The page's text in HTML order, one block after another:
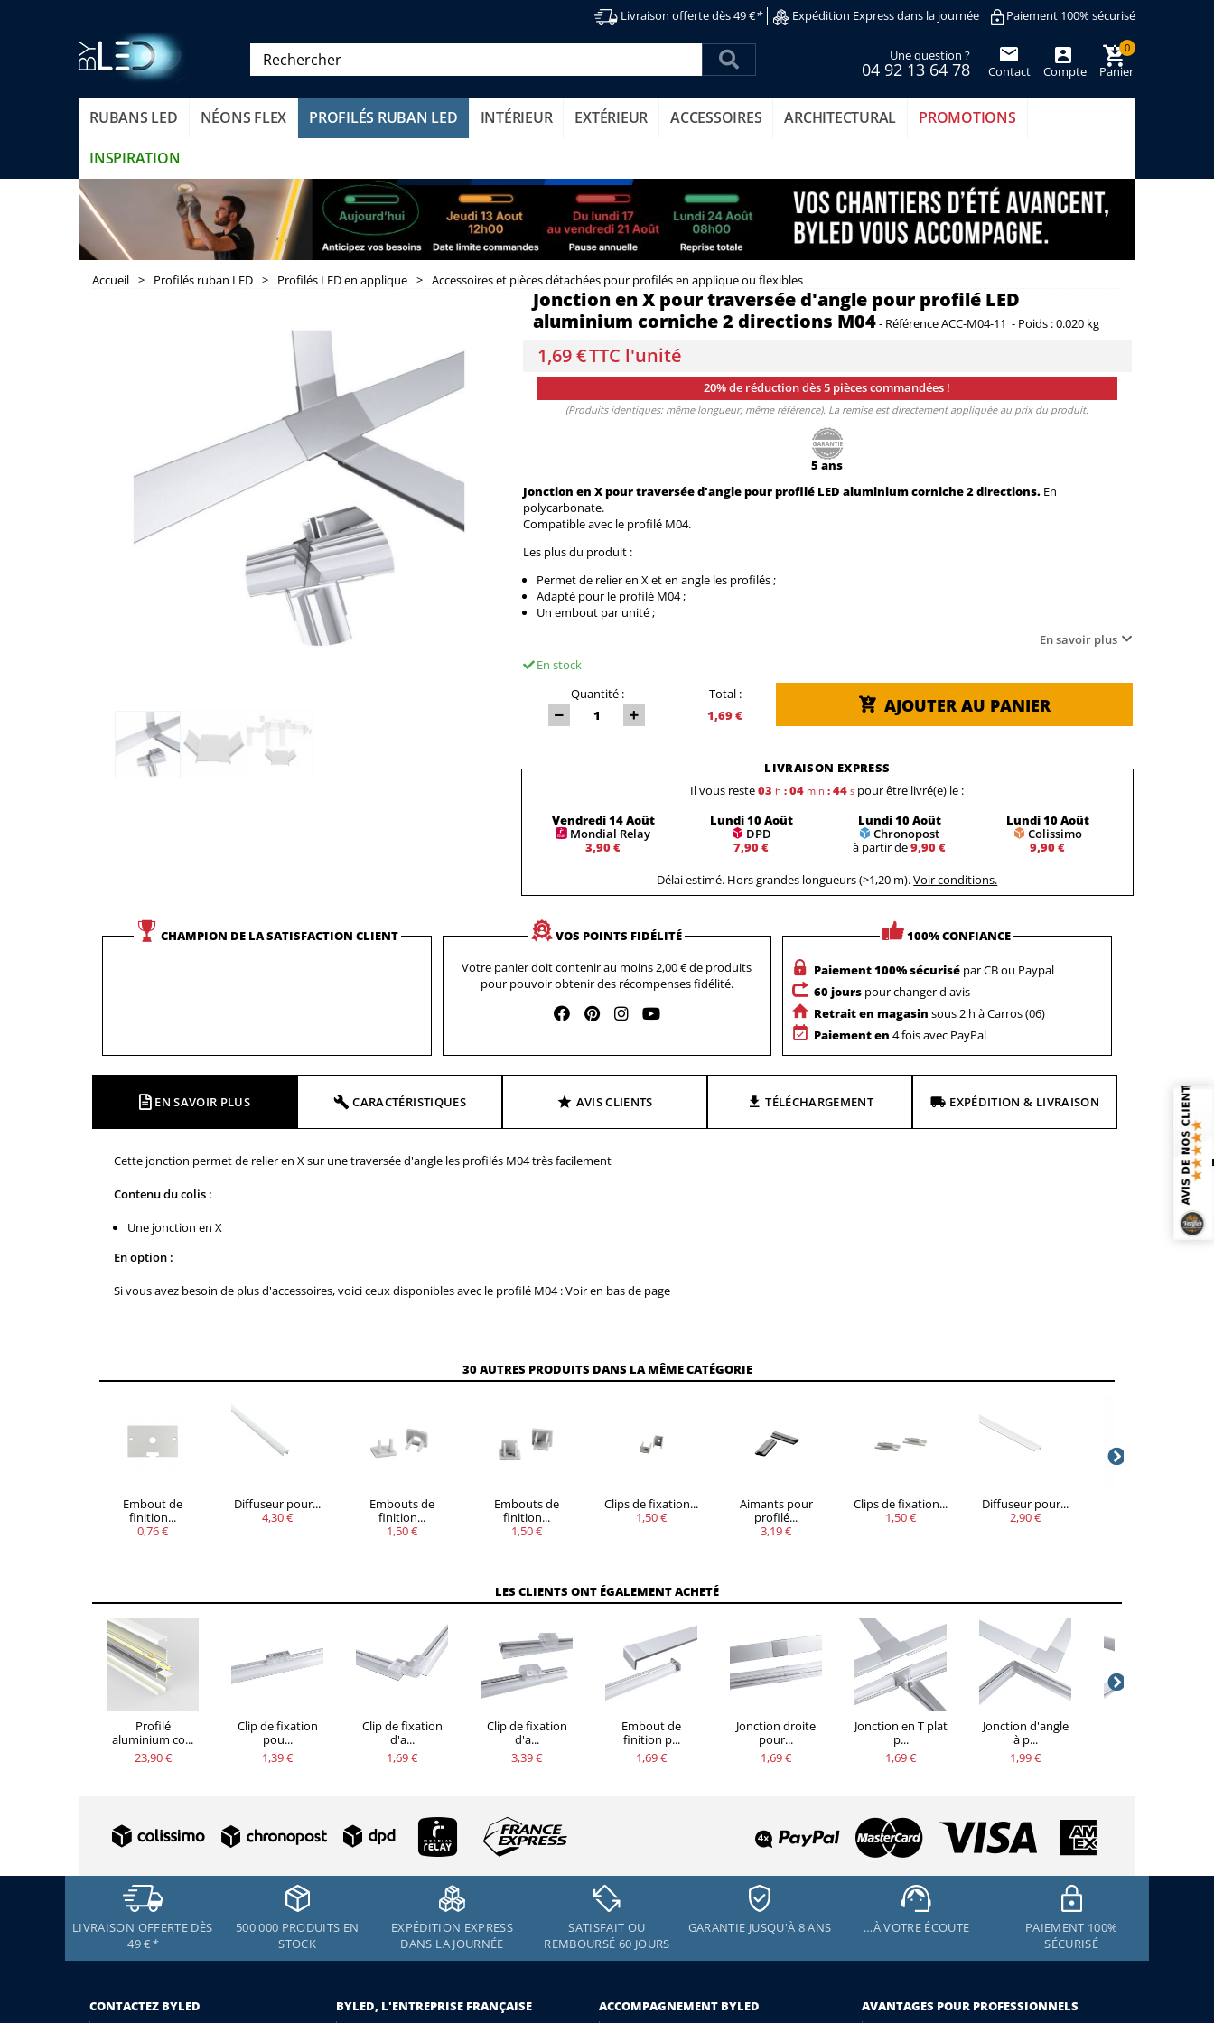
Livraison offerte dès 49 €* Expédition Express dans la journée Paiement 100% sécurisé
Panier
0
Compte
Contact
Une question ?
04 92 13 64 78
RUBANS LED NÉONS FLEX PROFILÉS RUBAN LED INTÉRIEUR EXTÉRIEUR ACCESSOIRES ARCHITECTURAL PROMOTIONS
INSPIRATION
Accueil > Profilés ruban LED > Profilés LED en applique > Accessoires et pièces détachées pour profilés en applique ou flexibles
Jonction en X pour traversée d'angle pour profilé LED
aluminium corniche 2 directions M04- RéférenceACC-M04-11 - Poids :0.020 kg
1,69 €TTC l'unité
20% de réduction dès 5 pièces commandées !
(Produits identiques: même longueur, même référence). La remise est directement appliquée au prix du produit.
5 ans
Jonction en X pour traversée d'angle pour profilé LED aluminium corniche 2 directions.En
polycarbonate.
Compatible avec le profilé M04.
Les plus du produit :
Permet de relier en X et en angle les profilés ;
Adapté pour le profilé M04 ;
Un embout par unité ;
En savoir plus
En stock
Quantité :
Total :
1,69 €
AJOUTER AU PANIER
LIVRAISON EXPRESS
Il vous reste03 h : 04 min : 43 s pour être livré(e) le :
Vendredi 14 Août
Mondial Relay
3,90 €
Lundi 10 Août
DPD
7,90 €
Lundi 10 Août
Chronopost
à partir de9,90 €
Lundi 10 Août
Colissimo
9,90 €
Délai estimé. Hors grandes longueurs (>1,20 m).Voir conditions.
CHAMPION DE LA SATISFACTION CLIENT
VOS POINTS FIDÉLITÉ
Votre panier doit contenir au moins 2,00 € de produits
pour pouvoir obtenir des récompenses fidélité.
100% CONFIANCE
Paiement 100% sécurisépar CB ou Paypal
60 jourspour changer d'avis
Retrait en magasin sous 2 h à Carros (06)
Paiement en 4 fois avec PayPal
EN SAVOIR PLUS CARACTÉRISTIQUES AVIS CLIENTS TÉLÉCHARGEMENT EXPÉDITION & LIVRAISON
Cette jonction permet de relier en X sur une traversée d'angle les profilés M04 très facilement
Contenu du colis :
Une jonction en X
En option :
Si vous avez besoin de plus d'accessoires, voici ceux disponibles avec le profilé M04 : Voir en bas de page
QUANTITÉ REMISE
30 AUTRES PRODUITS DANS LA MÊME CATÉGORIE
Embout de
finition...
0,76 €
Diffuseur pour...
4,30 €
Embouts de
finition...
1,50 €
Embouts de
finition...
1,50 €
Clips de fixation...
1,50 €
Aimants pour
profilé...
3,19 €
Clips de fixation...
1,50 €
Diffuseur pour...
2,90 €
LES CLIENTS ONT ÉGALEMENT ACHETÉ
Profilé
aluminium co...
23,90 €
Clip de fixation
pou...
1,39 €
Clip de fixation
d'a...
1,69 €
Clip de fixation
d'a...
3,39 €
Embout de
finition p...
1,69 €
Jonction droite
pour...
1,69 €
Jonction en T plat
p...
1,69 €
Jonction d'angle
à p...
1,99 €
LIVRAISON OFFERTE DÈS
49 €*
500 000 PRODUITS EN
STOCK
EXPÉDITION EXPRESS
DANS LA JOURNÉE
SATISFAIT OU
REMBOURSÉ 60 JOURS
GARANTIE JUSQU'À 8 ANS …À VOTRE ÉCOUTE
PAIEMENT 100%
SÉCURISÉ
CONTACTEZ BYLED BYLED, L'ENTREPRISE FRANÇAISE ACCOMPAGNEMENT BYLED AVANTAGES POUR PROFESSIONNELS